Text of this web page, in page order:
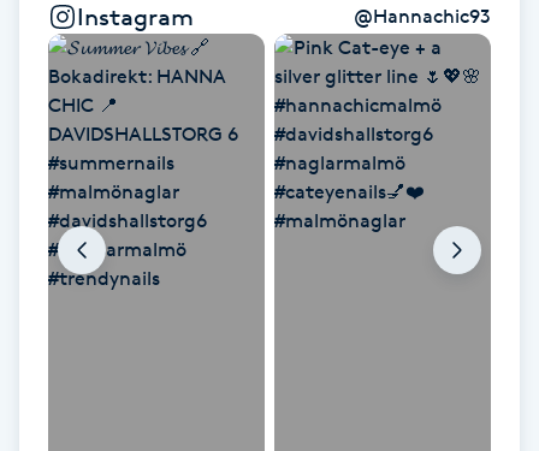
LPG-behandling
LPG-massage
Luggklippning
Instagram @Hannachic93